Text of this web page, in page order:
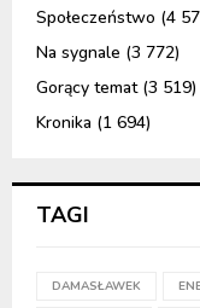
Społeczeństwo (4
Na sygnale (3 772)
Gorący temat(3 519)
Kronika (1 694)
TAGI
DAMASŁAWEK